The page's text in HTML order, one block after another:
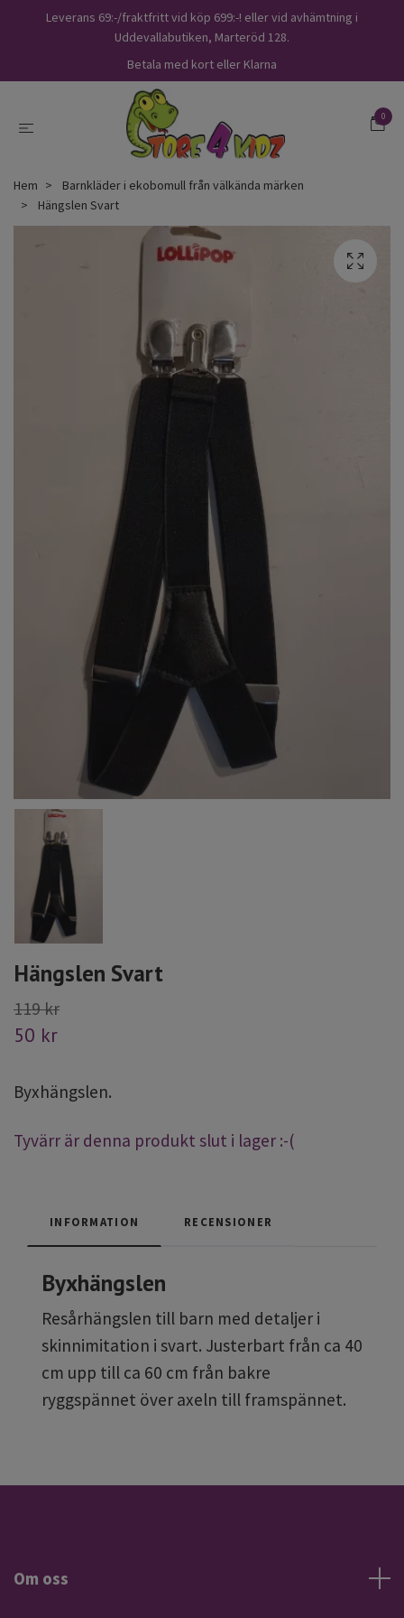
Leverans 69:-/fraktfritt vid köp 699:-! eller vid avhämtning i
Uddevallabutiken, Marteröd 128.
Betala med kort eller Klarna
0
Hem
Barnkläder i ekobomull från välkända märken
Hängslen Svart
Hängslen Svart
119 kr
50 kr
Byxhängslen.
Tyvärr är denna produkt slut i lager :-(
INFORMATION RECENSIONER
Byxhängslen
Resårhängslen till barn med detaljer i
skinnimitation i svart. Justerbart från ca 40
cm upp till ca 60 cm från bakre
ryggspännet över axeln till framspännet.
Om oss